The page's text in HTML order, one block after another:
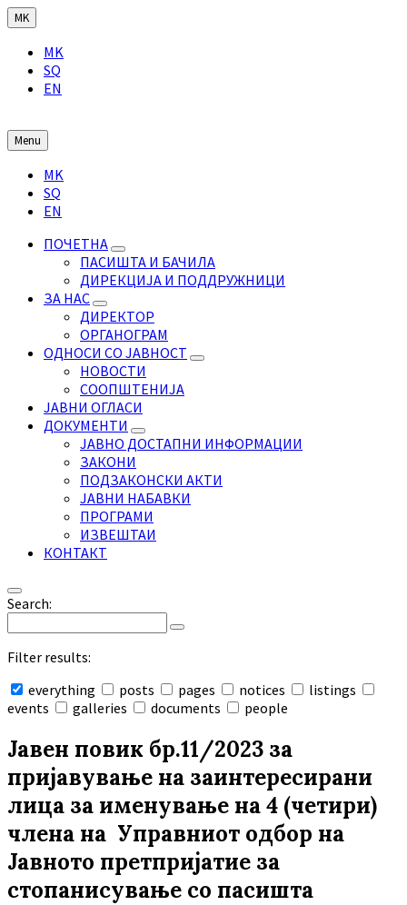
Skip
to
content
Skip
to
main
navigation
Skip
to
footer
MK
Choose
language:
MK
SQ
EN
Menu
Choose
language:
MK
SQ
EN
ПОЧЕТНА
ПАСИШТА И БАЧИЛА
ДИРЕКЦИЈА И ПОДДРУЖНИЦИ
ЗА НАС
ДИРЕКТОР
ОРГАНОГРАМ
ОДНОСИ СО ЈАВНОСТ
НОВОСТИ
СООПШТЕНИЈА
ЈАВНИ ОГЛАСИ
ДОКУМЕНТИ
ЈАВНО ДОСТАПНИ ИНФОРМАЦИИ
ЗАКОНИ
ПОДЗАКОНСКИ АКТИ
ЈАВНИ НАБАВКИ
ПРОГРАМИ
ИЗВЕШТАИ
КОНТАКТ
Search:
Filter results:
everything
posts pages notices
listings
events
galleries documents people
search
Јавен повик бр.11/2023 за
пријавување на заинтересирани
лица за именување на 4 (четири)
члена на Управниот одбор на
Јавното претпријатие за
стопанисување со пасишта